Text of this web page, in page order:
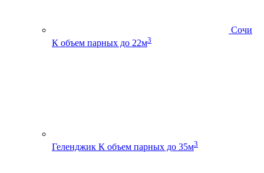
Сочи
К объем парных до 22м3
Геленджик К объем парных до 35м3